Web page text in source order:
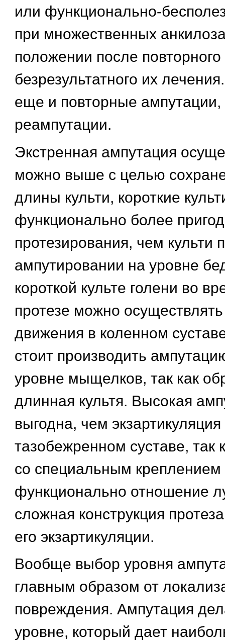
или функционально-
при множественных
положении после повторного
безрезультатного их
еще и повторные ампутации,
реампутации.
Экстренная ампутация
можно выше с целью
длины культи, короткие
функционально более
протезирования, чем культи
ампутировании на уровне
короткой культе голени во
протезе можно
движения в коленном
стоит производить
уровне мыщелков, так как
длинная культя. Высокая
выгодна, чем экзартикуляция
тазобежренном суставе, так
со специальным креплением
функционально отношение
сложная конструкция
его экзартикуляции.
Вообще выбор уровня
главным образом от
повреждения. Ампутация
уровне, который дает